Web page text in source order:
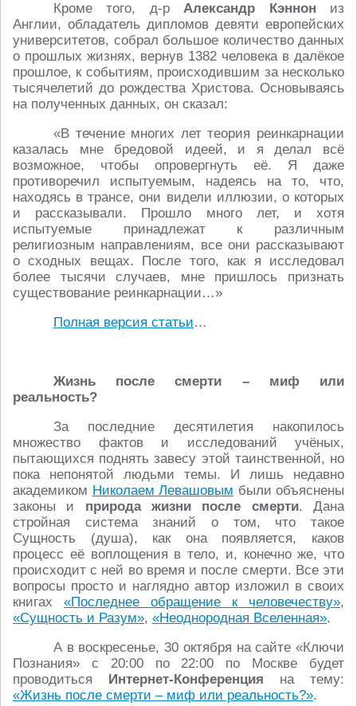
Кроме того, д-рАлександр Кэннон из
Англии, обладатель дипломов девяти европейских
университетов, собрал большое количество данных
о прошлых жизнях, вернув 1382 человека в далёкое
прошлое, к событиям, происходившим за несколько
тысячелетий до рождества Христова. Основываясь
на полученных данных, он сказал:
«В течение многих лет теория реинкарнации
казалась мне бредовой идеей, и я делал всё
возможное, чтобы опровергнуть её. Я даже
противоречил испытуемым, надеясь на то, что,
находясь в трансе, они видели иллюзии, о которых
и рассказывали. Прошло много лет, и хотя
испытуемые принадлежат к различным
религиозным направлениям, все они рассказывают
о сходных вещах. После того, как я исследовал
более тысячи случаев, мне пришлось признать
существование реинкарнации…»
Полная версия статьи…
Жизнь после смерти – миф или
реальность?
За последние десятилетия накопилось
множество фактов и исследований учёных,
пытающихся поднять завесу этой таинственной, но
пока непонятой людьми темы. И лишь недавно
академиком Николаем Левашовым были объяснены
законы и природа жизни после смерти. Дана
стройная система знаний о том, что такое
Сущность (душа), как она появляется, каков
процесс её воплощения в тело, и, конечно же, что
происходит с ней во время и после смерти. Все эти
вопросы просто и наглядно автор изложил в своих
книгах «Последнее обращение к человечеству»,
«Сущность и Разум», «Неоднородная Вселенная».
А в воскресенье, 30 октября на сайте «Ключи
Познания» с 20:00 по 22:00 по Москве будет
проводиться Интернет-Конференция на тему:
«Жизнь после смерти – миф или реальность?».